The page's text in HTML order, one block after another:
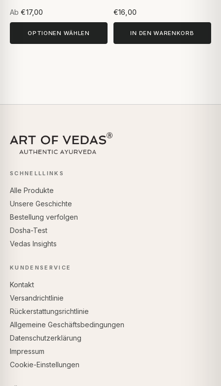
Ab €17,00
OPTIONEN WÄHLEN
€16,00
IN DEN WARENKORB
SCHNELLLINKS
Alle Produkte
Unsere Geschichte
Bestellung verfolgen
Dosha-Test
Vedas Insights
KUNDENSERVICE
Kontakt
Versandrichtlinie
Rückerstattungsrichtlinie
Allgemeine Geschäftsbedingungen
Datenschutzerklärung
Impressum
Cookie-Einstellungen